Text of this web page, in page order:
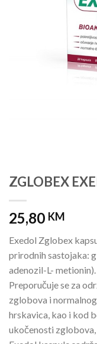
ZGLOBEX
25,80 KM
Exedol Zglobex
prirodnih sastojaka:
adenozil-L- metionin).
Preporučuje se za
zglobova i
hrskavica, kao i kod
ukočenosti zglobova,